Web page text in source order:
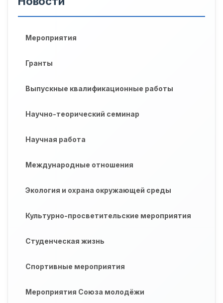
Мероприятия
Гранты
Выпускные квалификационные работы
Научно-теорический семинар
Научная работа
Международные отношения
Экология и охрана окружающей среды
Культурно-просветительские мероприятия
Студенческая жизнь
Спортивные мероприятия
Мероприятия Союза молодёжи